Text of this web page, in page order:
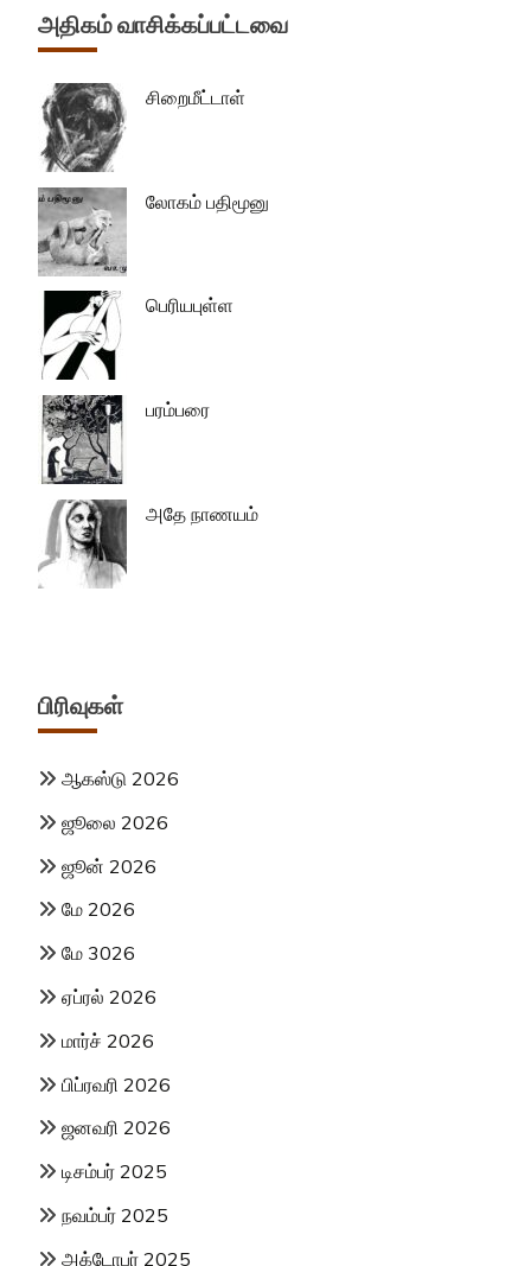
அதிகம் வாசிக்கப்பட்டவை
சிறைமீட்டாள்
லோகம் பதிமூனு
பெரியபுள்ள
பரம்பரை
அதே நாணயம்
பிரிவுகள்
ஆகஸ்டு 2026
ஜூலை 2026
ஜூன் 2026
மே 2026
மே 3026
ஏப்ரல் 2026
மார்ச் 2026
பிப்ரவரி 2026
ஜனவரி 2026
டிசம்பர் 2025
நவம்பர் 2025
அக்டோபர் 2025